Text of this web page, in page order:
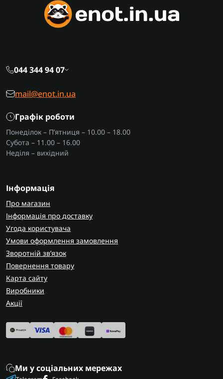
044 344 94 07
mail@enot.in.ua
Графік роботи
Понеділок – П’ятниця – 10.00 – 18.00
Субота – 11.00 – 16.00
Неділя – вихідний
Інформація
Про магазин
Інформація про доставку
Угода користувача
Умови оформлення замовлення
Зворотній зв’язок
Повернення товару
Карта сайту
Виробники
Акції
Ми у соціальних мережах